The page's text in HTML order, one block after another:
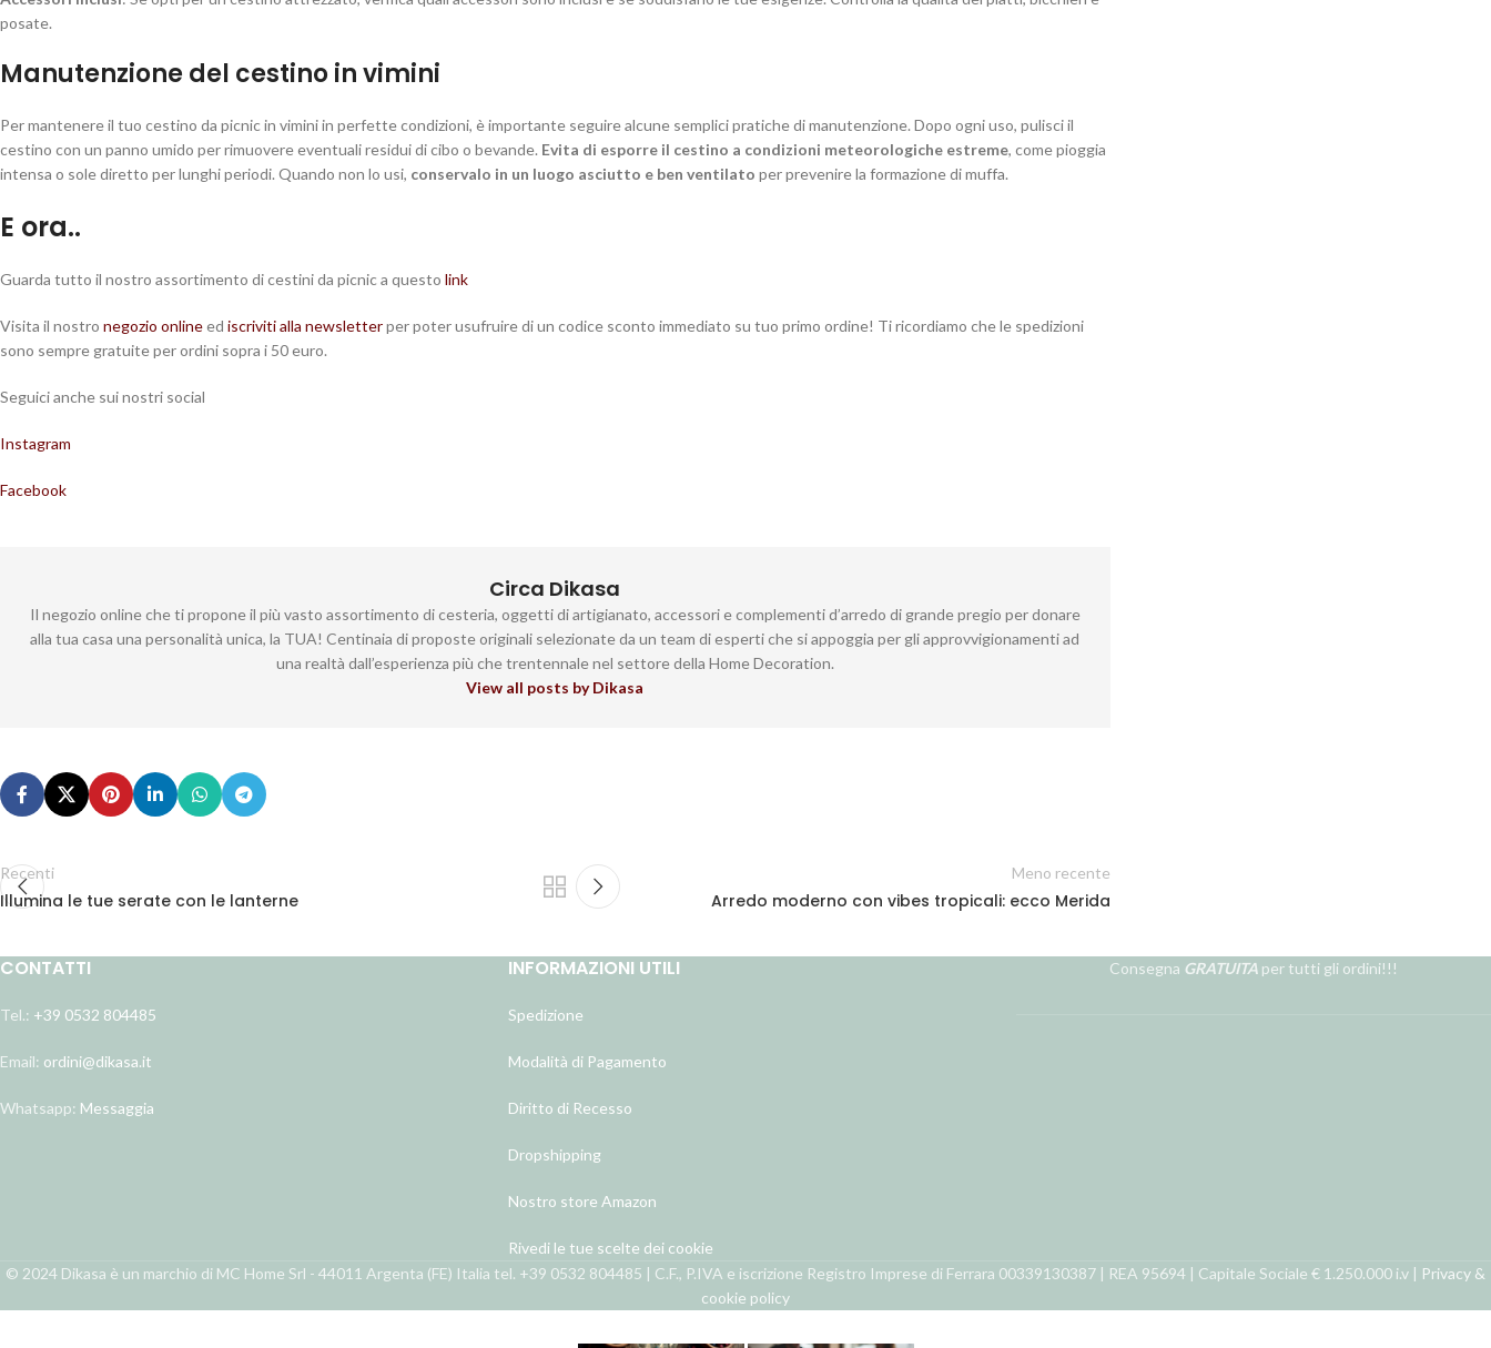
posate.
Manutenzione del cestino in vimini
Per mantenere il tuo cestino da picnic in vimini in perfette condizioni, è importante seguire alcune semplici pratiche di manutenzione. Dopo ogni uso, pulisci il
cestino con un panno umido per rimuovere eventuali residui di cibo o bevande. Evita di esporre il cestino a condizioni meteorologiche estreme, come pioggia
intensa o sole diretto per lunghi periodi. Quando non lo usi, conservalo in un luogo asciutto e ben ventilato per prevenire la formazione di muffa.
E ora..
Guarda tutto il nostro assortimento di cestini da picnic a questo link
Visita il nostro negozio onlineed iscriviti alla newsletterper poter usufruire di un codice sconto immediato su tuo primo ordine! Ti ricordiamo che le spedizioni
sono sempre gratuite per ordini sopra i 50 euro.
Seguici anche sui nostri social
Instagram
Facebook
Circa Dikasa
Il negozio online che ti propone il più vasto assortimento di cesteria, oggetti di artigianato, accessori e complementi d’arredo di grande pregio per donare
alla tua casa una personalità unica, la TUA! Centinaia di proposte originali selezionate da un team di esperti che si appoggia per gli approvvigionamenti ad
una realtà dall’esperienza più che trentennale nel settore della Home Decoration.
View all posts by Dikasa
Recenti
Illumina le tue serate con le lanterne
Meno recente
Arredo moderno con vibes tropicali: ecco Merida
CONTATTI
Tel.: +39 0532 804485
Email: ordini@dikasa.it
Whatsapp: Messaggia
INFORMAZIONI UTILI
Spedizione
Modalità di Pagamento
Diritto di Recesso
Dropshipping
Nostro store Amazon
Rivedi le tue scelte dei cookie
Consegna GRATUITA per tutti gli ordini!!!
© 2024 Dikasa è un marchio di MC Home Srl - 44011 Argenta (FE) Italia tel. +39 0532 804485 | C.F., P.IVA e iscrizione Registro Imprese di Ferrara 00339130387 | REA 95694 | Capitale Sociale € 1.250.000 i.v | Privacy &
cookie policy